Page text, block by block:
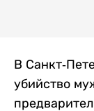
В Санкт-
убийство